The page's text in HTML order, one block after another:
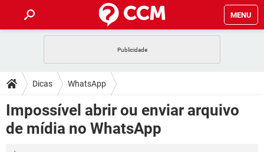
MENU
CELULAR
OUTLOOK EXCEL
INSTAGRAM GMAIL
DICAS
JOGOS
CELULAR FACEBOOK
EXCEL
DOWNLOADS
JOGOS WHATSAPP
FÓRUM
Dicas WhatsApp
Impossível abrir ou enviar arquivo
de mídia no WhatsApp